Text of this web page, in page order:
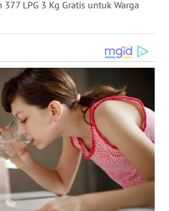
LPG 3 Kg Gratis untuk Warga